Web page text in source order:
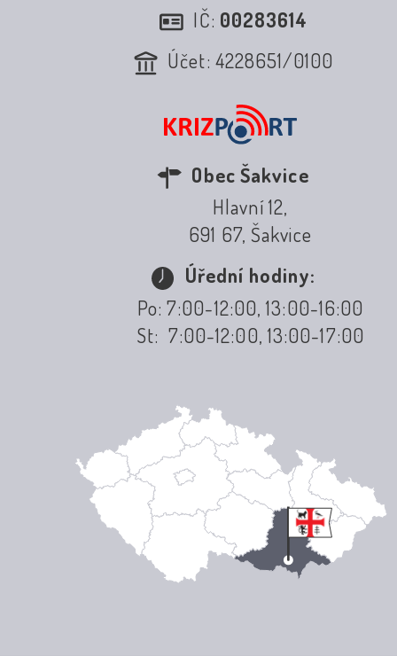
IČ: 00283614
Účet: 4228651/0100
Obec Šakvice
Hlavní 12,
691 67, Šakvice
Úřední hodiny:
Po: 7:00-12:00, 13:00-16:00
St: 7:00-12:00, 13:00-17:00